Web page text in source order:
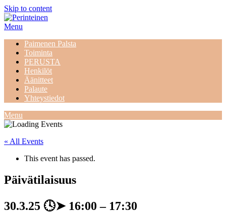
Skip to content
Menu
Paimenen Palsta
Toiminta
PERUSTA
Henkilöt
Äänitteet
Palaute
Yhteystiedot
Menu
« All Events
This event has passed.
Päivätilaisuus
30.3.25 🕓➤ 16:00– 17:30